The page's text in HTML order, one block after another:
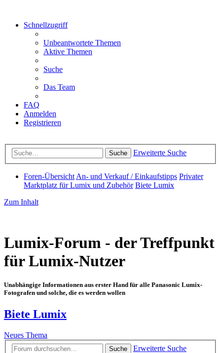
Schnellzugriff
Unbeantwortete Themen
Aktive Themen
Suche
Das Team
FAQ
Anmelden
Registrieren
Suche Erweiterte Suche
Foren-Übersicht An- und Verkauf / Einkaufstipps Privater
Marktplatz für Lumix und Zubehör Biete Lumix
Zum Inhalt
Lumix-Forum - der Treffpunkt
für Lumix-Nutzer
Unabhängige Informationen aus erster Hand für alle Panasonic Lumix-
Fotografen und solche, die es werden wollen
Biete Lumix
Neues Thema
Suche
Erweiterte Suche